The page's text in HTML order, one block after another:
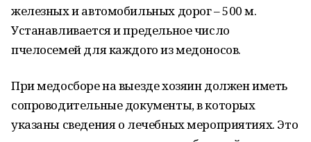
железных и автомобильных дорог – 500 м.
Устанавливается и предельное число
пчелосемей для каждого из медоносов.
При медосборе на выезде хозяин должен иметь
сопроводительные документы, в которых
указаны сведения о лечебных мероприятиях. Это